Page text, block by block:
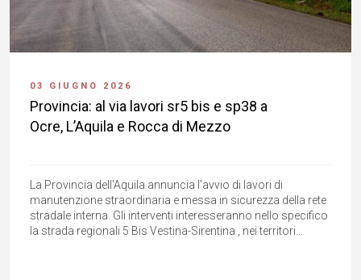
03 GIUGNO 2026
Provincia: al via lavori sr5 bis e sp38 a
Ocre, L’Aquila e Rocca di Mezzo
La Provincia dell'Aquila annuncia l'avvio di lavori di
manutenzione straordinaria e messa in sicurezza della rete
stradale interna. Gli interventi interesseranno nello specifico
la strada regionali 5 Bis Vestina-Sirentina , nei territori...